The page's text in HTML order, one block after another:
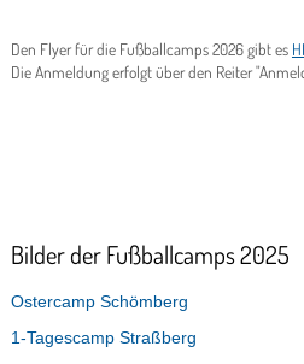
Den Flyer für die Fußballcamps 2026 gibt es
Die Anmeldung erfolgt über den Reiter
Bilder der Fußballcamps 2025
Ostercamp Schömberg
1-Tagescamp Straßberg